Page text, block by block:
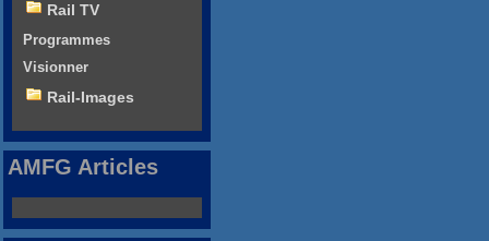
Rail TV
Programmes
Visionner
Rail-Images
AMFG Articles